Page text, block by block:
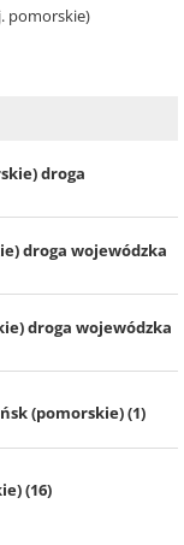
pomorskie)
droga
droga wojewódzka
droga wojewódzka
(pomorskie) (1)
(16)